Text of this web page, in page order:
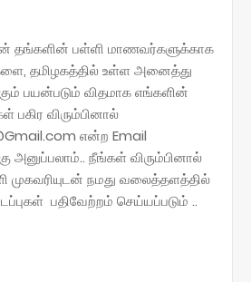
தங்களின் பள்ளி மாணவர்களுக்காக
தமிழகத்தில் உள்ள அனைத்து
பயன்படும் விதமாக எங்களின்
விரும்பினால்
என்ற Email
அனுப்பலாம்.. நீங்கள் விரும்பினால்
முகவரியுடன் நமது வலைத்தளத்தில்
பதிவேற்றம் செய்யப்படும் ..